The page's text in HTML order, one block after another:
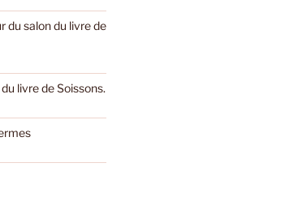
du salon du livre de
livre de Soissons.